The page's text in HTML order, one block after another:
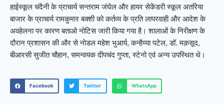
हाईस्कूल चंदैनी के प्राचार्य सन्तराम जंघेल और हायर सेकेंडरी स्कूल अतरिया
बाजार के प्राचार्य रामकुमार बक्शी को कर्तव्य के प्रति लापरवाही और आदेश के
अवहेलना पर कारण बताओ नोटिस जारी किया गया है। शालाओं के निरीक्षण के
दौरान प्रशासन की और से नोडल महेश भुआर्य, कन्हैय्या पटेल, डॉ. मक़सूद,
बीआरसी सुजीत चौहान, समन्वयक दीपचंद गुप्ता, स्टेनो एवं अन्य उपस्थित थे।
Facebook Twitter WhatsApp